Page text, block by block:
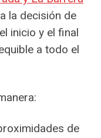
la decisión de
inicio y el final
a todo el
de